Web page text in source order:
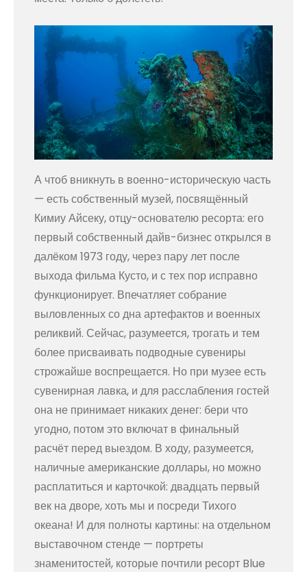
А чтоб вникнуть в военно-историческую часть
— есть собственный музей, посвящённый
Кимиу Айсеку, отцу-основателю ресорта: его
первый собственный дайв-бизнес открылся в
далёком 1973 году, через пару лет после
выхода фильма Кусто, и с тех пор исправно
функционирует. Впечатляет собрание
выловленных со дна артефактов и военных
реликвий. Сейчас, разумеется, трогать и тем
более присваивать подводные сувениры
строжайше воспрещается. Но при музее есть
сувенирная лавка, и для расслабления гостей
она не принимает никаких денег: бери что
угодно, потом это включат в финальный
расчёт перед выездом. В ходу, разумеется,
наличные американские доллары, но можно
расплатиться и карточкой: двадцать первый
век на дворе, хоть мы и посреди Тихого
океана! И для полноты картины: на отдельном
выставочном стенде — портреты
знаменитостей, которые почтили ресорт Blue